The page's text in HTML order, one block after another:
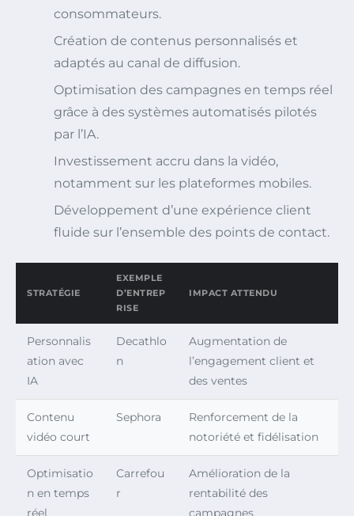
consommateurs.
Création de contenus personnalisés et
adaptés au canal de diffusion.
Optimisation des campagnes en temps réel
grâce à des systèmes automatisés pilotés
par l’IA.
Investissement accru dans la vidéo,
notamment sur les plateformes mobiles.
Développement d’une expérience client
fluide sur l’ensemble des points de contact.
STRATÉGIE
EXEMPLE
D’ENTREP
RISE
IMPACT ATTENDU
Personnalis
ation avec
IA
Decathlo
n
Augmentation de
l’engagement client et
des ventes
Contenu
vidéo court
Sephora
Renforcement de la
notoriété et fidélisation
Optimisatio
n en temps
réel
Carrefou
r
Amélioration de la
rentabilité des
campagnes